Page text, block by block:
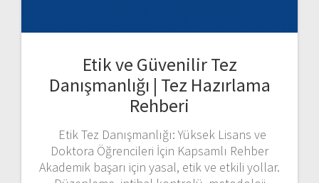
Etik ve Güvenilir Tez
Danışmanlığı | Tez Hazırlama
Rehberi
Etik Tez Danışmanlığı: Yüksek Lisans ve
Doktora Öğrencileri İçin Kapsamlı Rehber
Akademik başarı için yasal, etik ve etkili yollar.